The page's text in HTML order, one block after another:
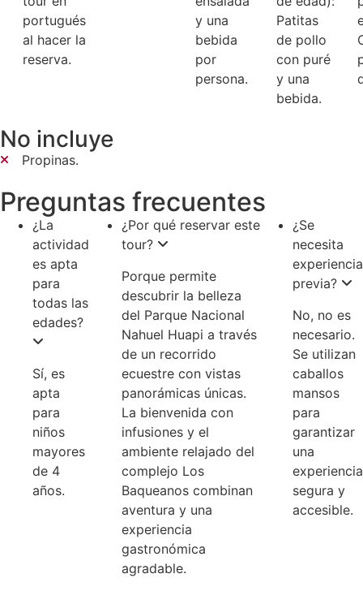
portugués
al hacer la
reserva.
y una
bebida
por
persona.
Patitas
de pollo
con puré
y una
bebida.
No incluye
Propinas.
Preguntas frecuentes
¿La
actividad
es apta
para
todas las
edades?
Sí, es
apta
para
niños
mayores
de 4
años.
¿Por qué reservar este
tour?
Porque permite
descubrir la belleza
del Parque Nacional
Nahuel Huapi a través
de un recorrido
ecuestre con vistas
panorámicas únicas.
La bienvenida con
infusiones y el
ambiente relajado del
complejo Los
Baqueanos combinan
aventura y una
experiencia
gastronómica
agradable.
¿Se
necesita
experiencia
previa?
No, no es
necesario.
Se utilizan
caballos
mansos
para
garantizar
una
experiencia
segura y
accesible.